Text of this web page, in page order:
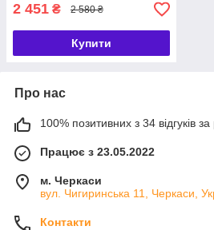
2 451 ₴ 2 580 ₴
Купити
Про нас
100% позитивних з 34 відгуків за
Працює з 23.05.2022
м. Черкаси
вул. Чигиринська 11, Черкаси,
Контакти